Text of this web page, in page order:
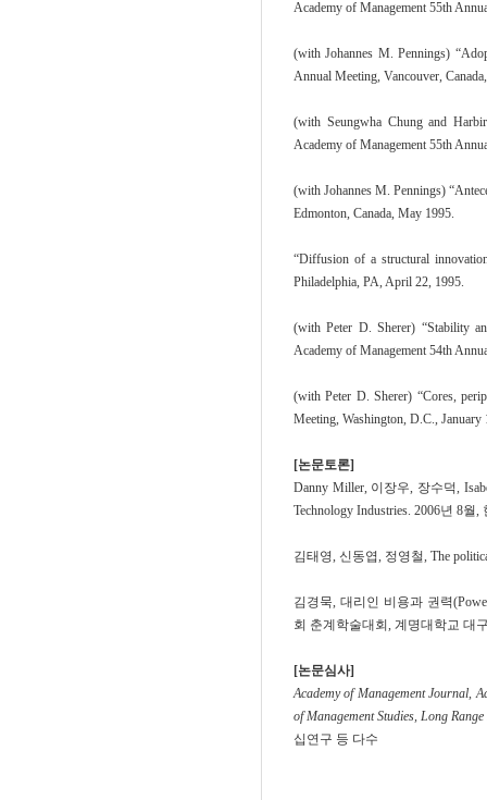
Academy of Management 55th
(with Johannes M. Pennings)
Annual Meeting, Vancouver,
(with Seungwha Chung and
Academy of Management 55th
(with Johannes M. Pennings)
Edmonton, Canada, May 1995.
“Diffusion of a structural
Philadelphia, PA, April 22, 1995.
(with Peter D. Sherer) “Stability
Academy of Management 54th
(with Peter D. Sherer) “Cores,
Meeting, Washington, D.C., January
[논문토론]
Danny Miller, 이장우, 장수덕,
Technology Industries. 2006년 8
김태영, 신동엽, 정영철, The
김경묵, 대리인 비용과 권력
회 춘계학술대회, 계명대학교 대
[논문심사]
Academy of Management Journal,
of Management Studies, Long
십연구 등 다수